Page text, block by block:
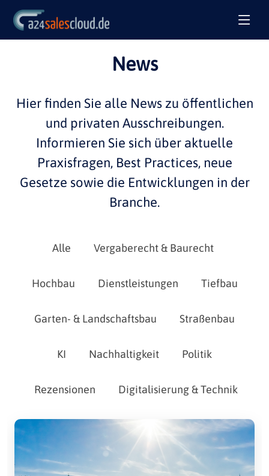
News
Hier finden Sie alle Newszu öffentlichen
und privaten Ausschreibungen.
Informieren Sie sich über aktuelle
Praxisfragen, Best Practices, neue
Gesetze sowie die Entwicklungen in der
Branche.
Alle Vergaberecht & Baurecht
Hochbau Dienstleistungen Tiefbau
Garten- & Landschaftsbau Straßenbau
KI Nachhaltigkeit Politik
Rezensionen Digitalisierung & Technik